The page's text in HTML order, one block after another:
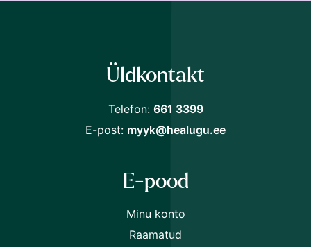
Üldkontakt
Telefon: 661 3399
E-post: myyk@healugu.ee
E-pood
Minu konto
Raamatud